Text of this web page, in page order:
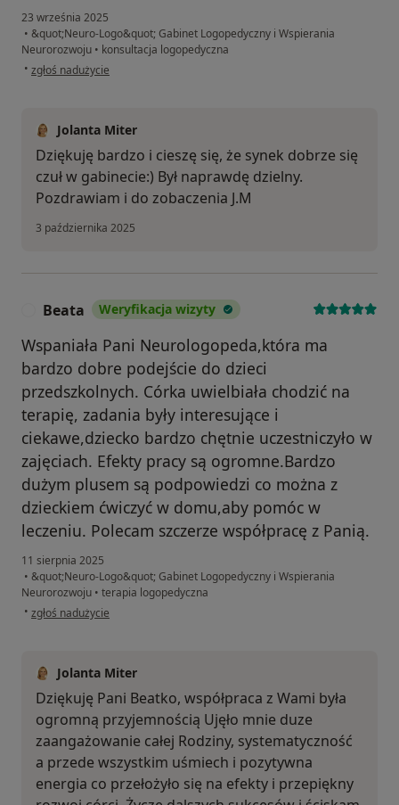
23 września 2025
• &quot;Neuro-Logo&quot; Gabinet Logopedyczny i Wspierania
Neurorozwoju • konsultacja logopedyczna
• w opinii użytkownika Sandra
zgłoś nadużycie
Jolanta Miter
Dziękuję bardzo i cieszę się, że synek dobrze się
czuł w gabinecie:) Był naprawdę dzielny.
Pozdrawiam i do zobaczenia J.M
3 października 2025
Beata Weryfikacja wizyty
Wspaniała Pani Neurologopeda,która ma
bardzo dobre podejście do dzieci
przedszkolnych. Córka uwielbiała chodzić na
terapię, zadania były interesujące i
ciekawe,dziecko bardzo chętnie uczestniczyło w
zajęciach. Efekty pracy są ogromne.Bardzo
dużym plusem są podpowiedzi co można z
dzieckiem ćwiczyć w domu,aby pomóc w
leczeniu. Polecam szczerze współpracę z Panią.
11 sierpnia 2025
• &quot;Neuro-Logo&quot; Gabinet Logopedyczny i Wspierania
Neurorozwoju • terapia logopedyczna
• w opinii użytkownika Beata
zgłoś nadużycie
Jolanta Miter
Dziękuję Pani Beatko, współpraca z Wami była
ogromną przyjemnością Ujęło mnie duze
zaangażowanie całej Rodziny, systematyczność
a przede wszystkim uśmiech i pozytywna
energia co przełożyło się na efekty i przepiękny